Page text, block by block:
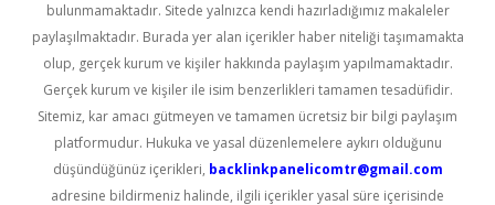
bulunmamaktadır. Sitede yalnızca kendi hazırladığımız makaleler
paylaşılmaktadır. Burada yer alan içerikler haber niteliği taşımamakta
olup, gerçek kurum ve kişiler hakkında paylaşım yapılmamaktadır.
Gerçek kurum ve kişiler ile isim benzerlikleri tamamen tesadüfidir.
Sitemiz, kar amacı gütmeyen ve tamamen ücretsiz bir bilgi paylaşım
platformudur. Hukuka ve yasal düzenlemelere aykırı olduğunu
düşündüğünüz içerikleri, backlinkpanelicomtr@gmail.com
adresine bildirmeniz halinde, ilgili içerikler yasal süre içerisinde